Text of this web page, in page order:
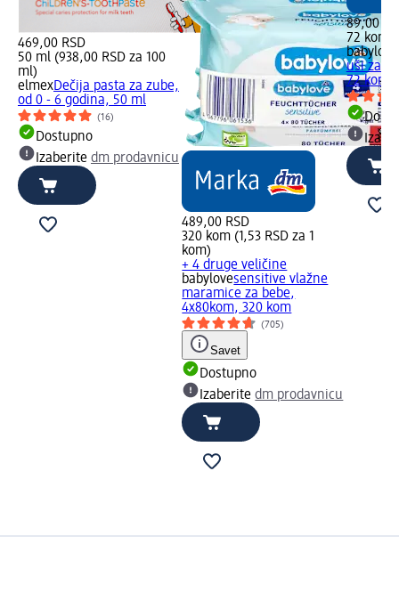
469,00 RSD
50 ml (938,00 RSD za 100
ml)
elmexDečija pasta za zube,
od 0 - 6 godina, 50 ml
(16)
Dostupno
Izaberite dm prodavnicu
489,00 RSD
320 kom (1,53 RSD za 1
kom)
+ 4 druge veličine
babylovesensitive vlažne
maramice za bebe,
4x80kom, 320 kom
(705)
Savet
Dostupno
Izaberitedm prodavnicu
89,00
72 kom
babylove
uši za
72 kom